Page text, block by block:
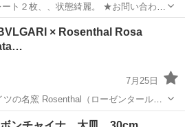
、状態綺麗。 ★お問い合わせ
下さい、お手数お掛けしまして、申し
× Rosenthal Rosa
7月25日
の名窯 Rosenthal（ローゼンタール）
名：Rosa
駅